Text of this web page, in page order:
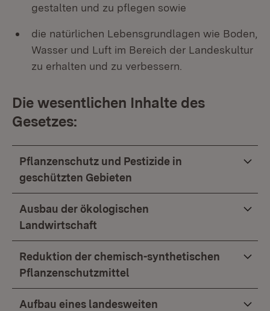
gestalten und zu pflegen sowie
die natürlichen Lebensgrundlagen wie Boden,
Wasser und Luft im Bereich der Landeskultur
zu erhalten und zu verbessern.
Die wesentlichen Inhalte des
Gesetzes:
Pflanzenschutz und Pestizide in
geschützten Gebieten
Ausbau der ökologischen
Landwirtschaft
Reduktion der chemisch-synthetischen
Pflanzenschutzmittel
Aufbau eines landesweiten